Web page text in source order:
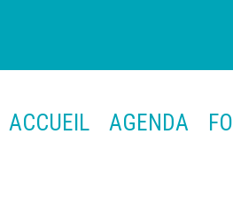
ACCUEIL AGENDA